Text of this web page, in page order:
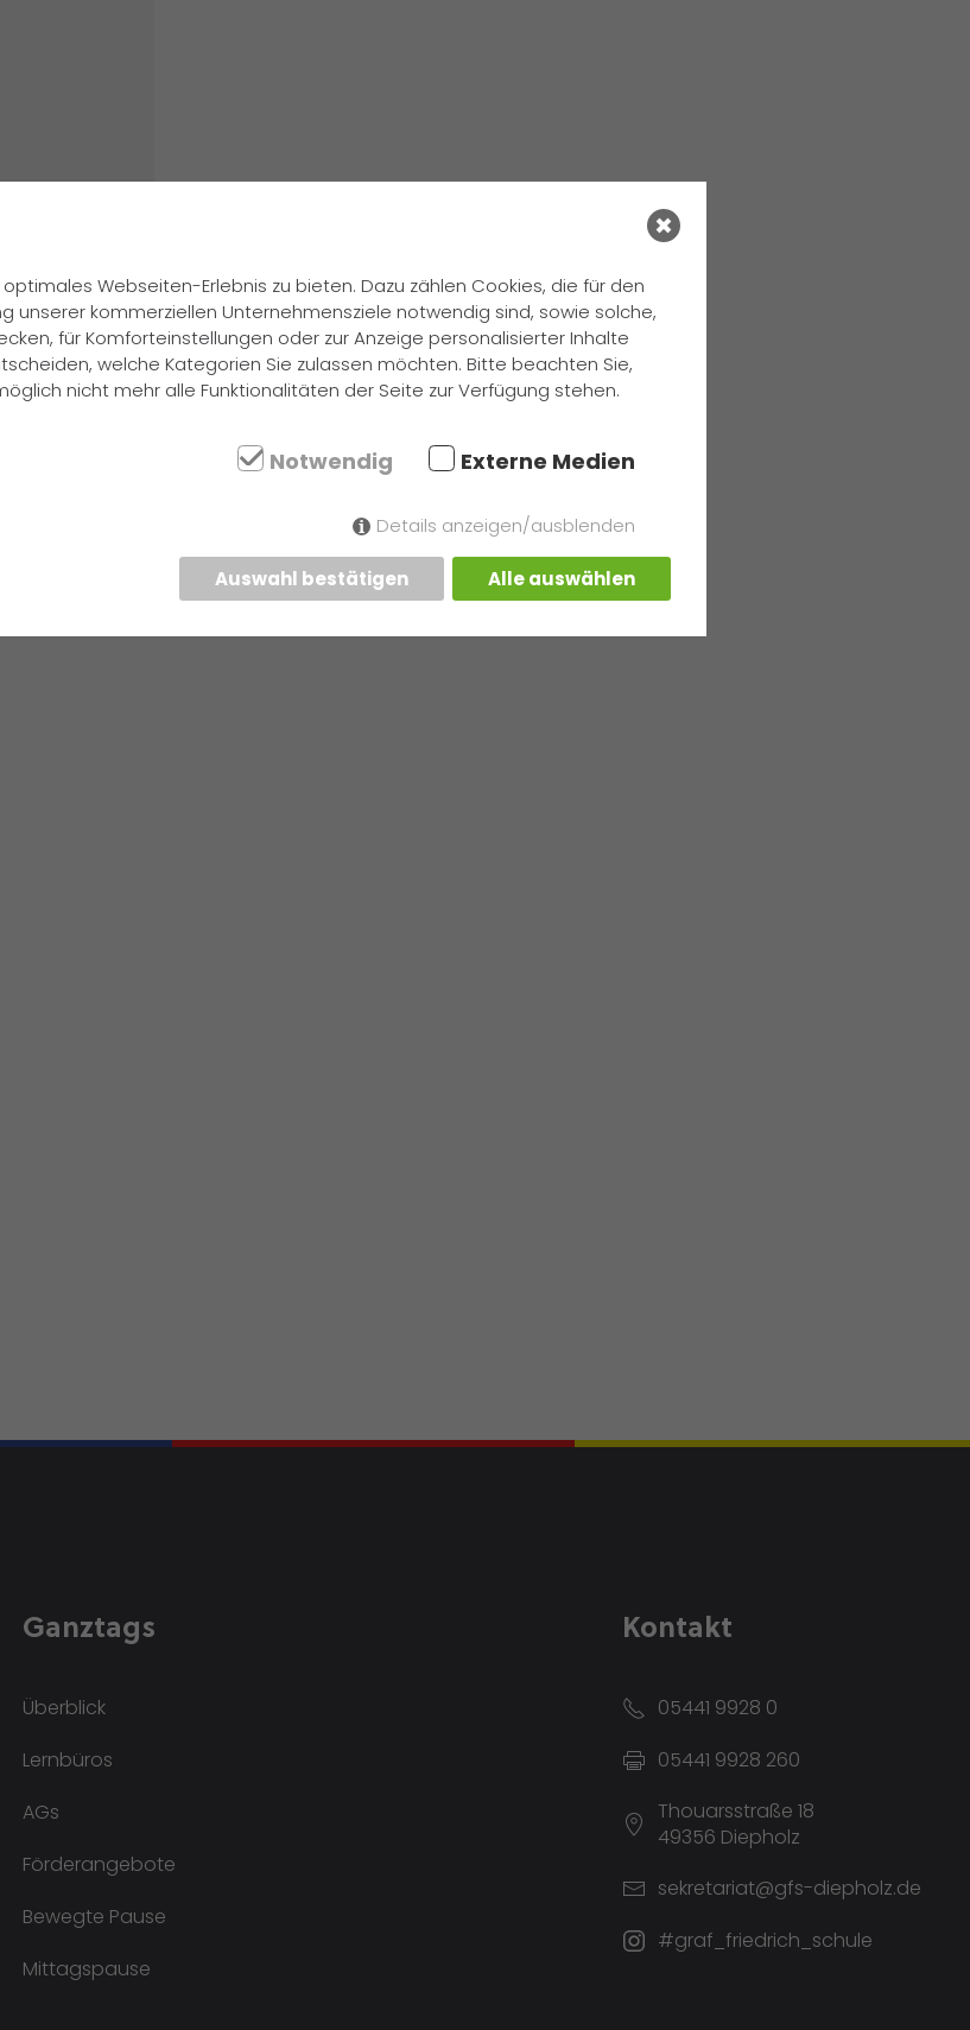
Ganztags
Überblick
Lernbüros
AGs
Förderangebote
Bewegte Pause
Mittagspause
Kontakt
05441 9928 0
05441 9928 260
Thouarsstraße 18
49356 Diepholz
sekretariat@gfs-diepholz.de
#graf_friedrich_schule
Webseiten-Erlebnis zu bieten. Dazu zählen Cookies, die für den
unserer kommerziellen Unternehmensziele notwendig sind, sowie solche,
für Komforteinstellungen oder zur Anzeige personalisierter Inhalte
welche Kategorien Sie zulassen möchten. Bitte beachten Sie,
nicht mehr alle Funktionalitäten der Seite zur Verfügung stehen.
Notwendig Externe Medien
Details anzeigen/ausblenden
Auswahl bestätigen Alle auswählen